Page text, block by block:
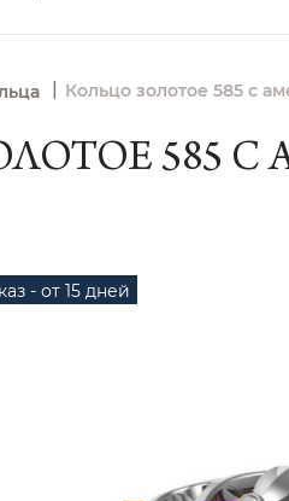
Кольцо золотое 585 с
585 С
- от 15 дней